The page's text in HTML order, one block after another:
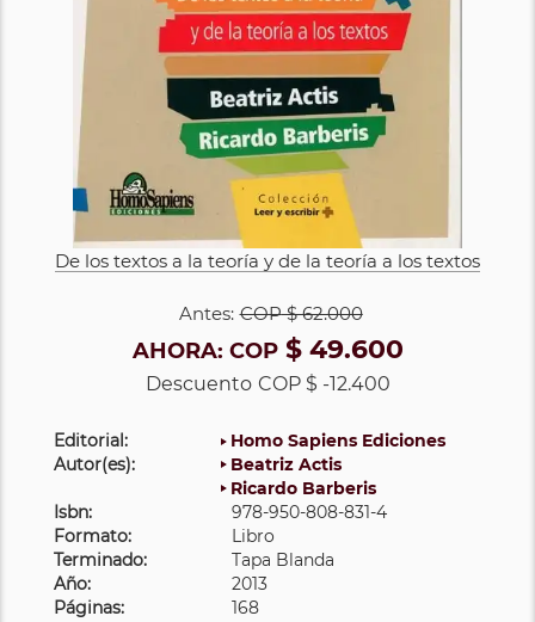
De los textos a la teoría y de la teoría a los textos
Antes: COP$ 62.000
AHORA: COP$ 49.600
Descuento COP $ -12.400
Editorial:
Homo Sapiens Ediciones
Autor(es):
Beatriz Actis
Ricardo Barberis
Isbn:
978-950-808-831-4
Formato:
Libro
Terminado:
Tapa Blanda
Año:
2013
Páginas:
168